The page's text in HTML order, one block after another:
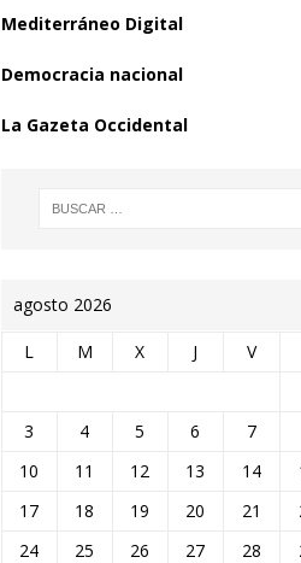
Mediterráneo Digital
Democracia nacional
La Gazeta Occidental
agosto 2026
L M X J V
3
4 5 6 7
10
11 12 13 14
17
18 19 20 21
24
25 26 27 28